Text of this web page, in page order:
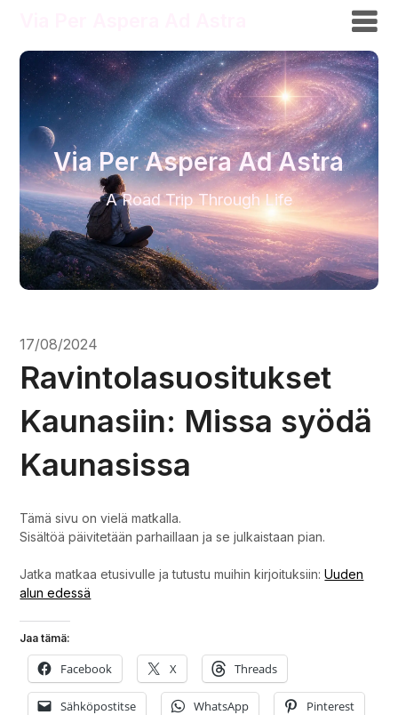
Via Per Aspera Ad Astra
A Road Trip Through Life
17/08/2024
Ravintolasuositukset
Kaunasiin: Missa syödä
Kaunasissa
Tämä sivu on vielä matkalla.
Sisältöä päivitetään parhaillaan ja se julkaistaan pian.
Jatka matkaa etusivulle ja tutustu muihin kirjoituksiin:Uuden
alun edessä
Jaa tämä:
Facebook X Threads
Sähköpostitse WhatsApp Pinterest